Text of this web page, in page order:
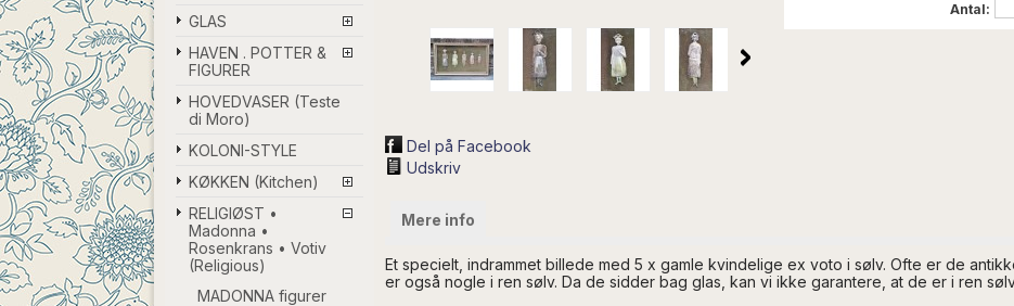
GLAS
HAVEN . POTTER &
FIGURER
HOVEDVASER (Teste
di Moro)
KOLONI-STYLE
KØKKEN (Kitchen)
RELIGIØST •
Madonna •
Rosenkrans • Votiv
(Religious)
MADONNA figurer
Del på Facebook
Udskriv
Antal:
Mere info
Et specielt, indrammet billede med 5 x gamle kvindelige ex voto i sølv. Ofte er de
er også nogle i ren sølv. Da de sidder bag glas, kan vi ikke garantere, at de er i ren